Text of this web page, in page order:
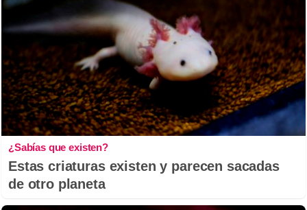
¿Sabías que existen?
Estas criaturas existen y parecen sacadas
de otro planeta